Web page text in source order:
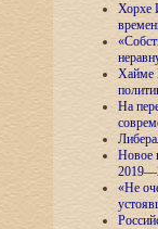
Хорхе
Хайме
На
Новое
«Не